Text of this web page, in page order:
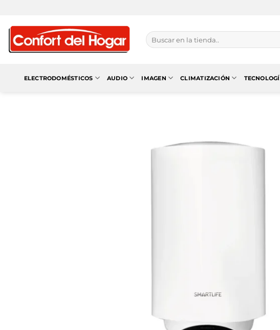
contenido
Buscar
por:
ELECTRODOMÉSTICOS AUDIO IMAGEN CLIMATIZACIÓN